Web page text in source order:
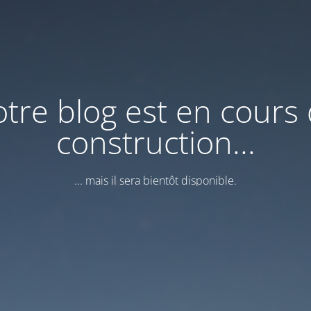
blog est en cours
construction...
... mais il sera bientôt disponible.